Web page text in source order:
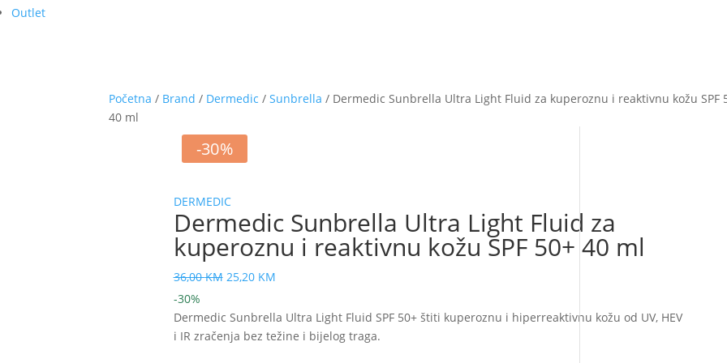
Outlet
Početna / Brand / Dermedic /Sunbrella / Dermedic Sunbrella Ultra Light Fluid za kuperoznu i reaktivnu kožu SPF
40 ml
-30%
DERMEDIC
Dermedic Sunbrella Ultra Light Fluid za
kuperoznu i reaktivnu kožu SPF 50+ 40 ml
36,00KM Izvorna
bila
je:
25,20 KMTrenutna
je:
25,20 KM.
-30%
Dermedic Sunbrella Ultra Light Fluid SPF 50+ štiti kuperoznu i hiperreaktivnu kožu od UV, HEV
i IR zračenja bez težine i bijelog traga.